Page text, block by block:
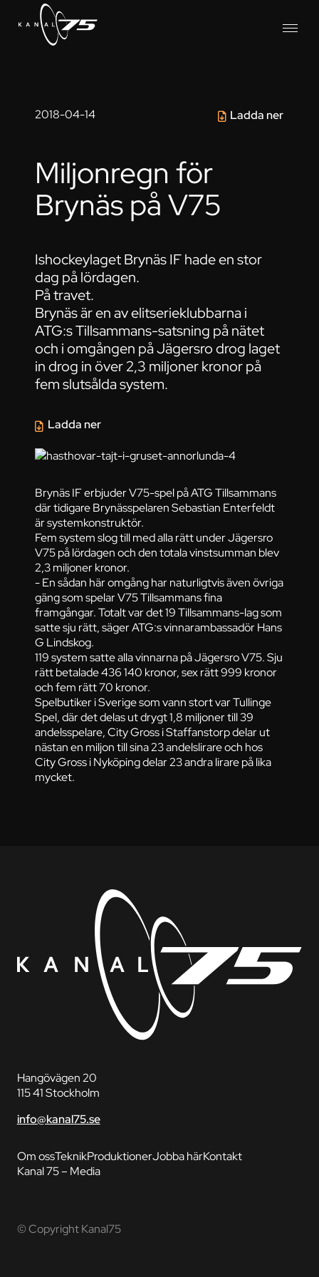
2018-04-14 Ladda ner
Miljonregn för
Brynäs på V75
Ishockeylaget Brynäs IF hade en stor
dag på lördagen.
På travet.
Brynäs är en av elitserieklubbarna i
ATG:s Tillsammans-satsning på nätet
och i omgången på Jägersro drog laget
in drog in över 2,3 miljoner kronor på
fem slutsålda system.
Brynäs IF erbjuder V75-spel på ATG Tillsammans
där tidigare Brynässpelaren Sebastian Enterfeldt
är systemkonstruktör.
Fem system slog till med alla rätt under Jägersro
V75 på lördagen och den totala vinstsumman blev
2,3 miljoner kronor.
- En sådan här omgång har naturligtvis även övriga
gäng som spelar V75 Tillsammans fina
framgångar. Totalt var det 19 Tillsammans-lag som
satte sju rätt, säger ATG:s vinnarambassadör Hans
G Lindskog.
119 system satte alla vinnarna på Jägersro V75. Sju
rätt betalade 436 140 kronor, sex rätt 999 kronor
och fem rätt 70 kronor.
Spelbutiker i Sverige som vann stort var Tullinge
Spel, där det delas ut drygt 1,8 miljoner till 39
andelsspelare, City Gross i Staffanstorp delar ut
nästan en miljon till sina 23 andelslirare och hos
City Gross i Nyköping delar 23 andra lirare på lika
mycket.
Ladda ner
Hangövägen 20
115 41 Stockholm
info@kanal75.se
Om ossTeknikProduktionerJobba härKontakt
Kanal 75 – Media
© Copyright Kanal75